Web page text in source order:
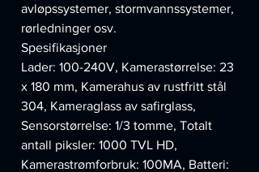
avløpssystemer, stormvannssystemer,
rørledninger osv.
Spesifikasjoner
Lader: 100-240V, Kamerastørrelse: 23
x 180 mm, Kamerahus av rustfritt stål
304, Kameraglass av safirglass,
Sensorstørrelse: 1/3 tomme, Totalt
antall piksler: 1000 TVL HD,
Kamerastrømforbruk: 100MA, Batteri: